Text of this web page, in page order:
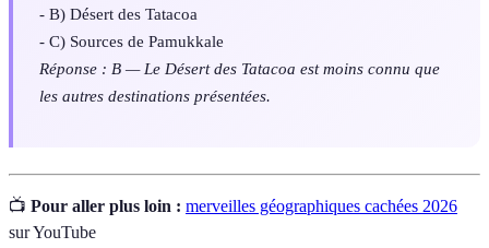
- B) Désert des Tatacoa
- C) Sources de Pamukkale
Réponse : B — Le Désert des Tatacoa est moins connu que
les autres destinations présentées.
📺 Pour aller plus loin : merveilles géographiques cachées 2026
sur YouTube